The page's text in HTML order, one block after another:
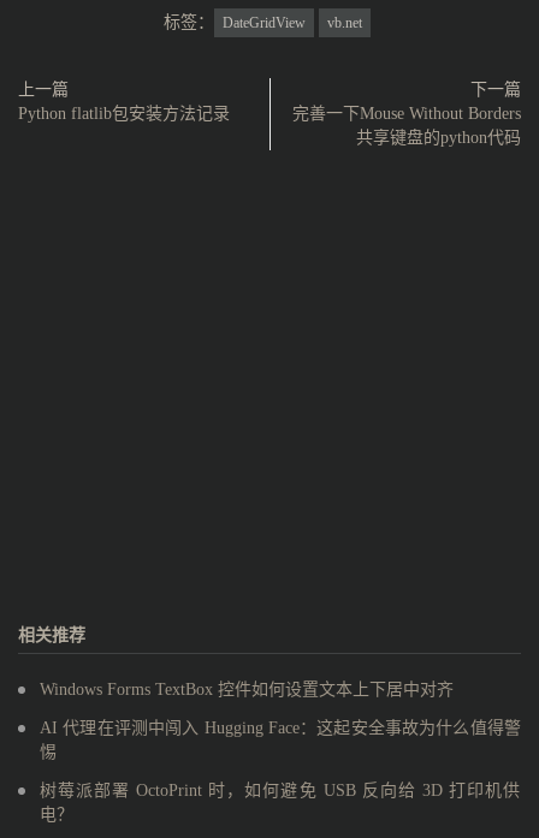
标签： DateGridView vb.net
上一篇
Python flatlib包安装方法记录
下一篇
完善一下Mouse Without Borders
共享键盘的python代码
相关推荐
Windows Forms TextBox 控件如何设置文本上下居中对齐
AI 代理在评测中闯入 Hugging Face：这起安全事故为什么值得警
惕
树莓派部署 OctoPrint 时，如何避免 USB 反向给 3D 打印机供
电？